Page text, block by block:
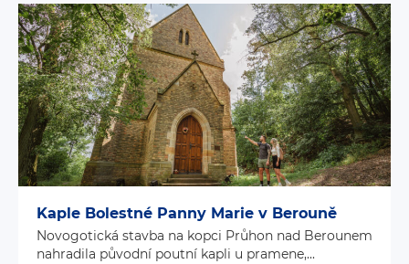
Kaple Bolestné Panny Marie v Berouně
Novogotická stavba na kopci Průhon nad Berounem
nahradila původní poutní kapli u pramene,...